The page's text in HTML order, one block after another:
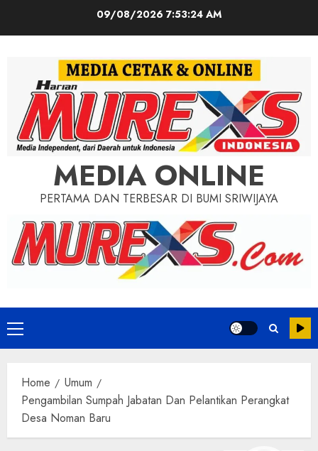
09/08/2026 7:53:25 AM
MEDIA ONLINE
PERTAMA DAN TERBESAR DI BUMI SRIWIJAYA
Primary
Menu
Home
Umum
Pengambilan Sumpah Jabatan Dan Pelantikan Perangkat
Desa Noman Baru